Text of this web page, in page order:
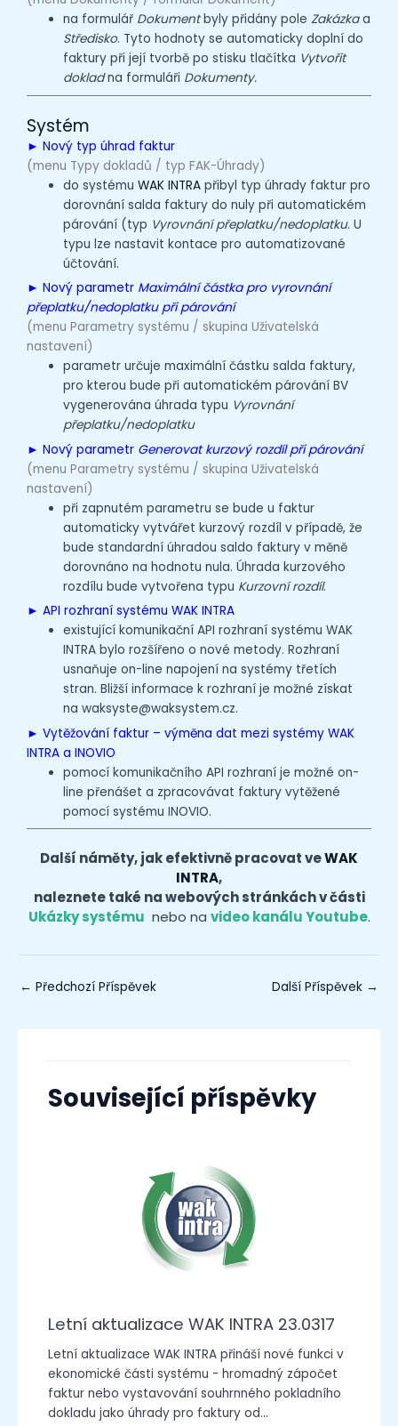
na formulář Dokumentbyly přidány poleZakázkaa
Středisko. Tyto hodnoty se automaticky doplní do
faktury při její tvorbě po stisku tlačítka Vytvořit
dokladna formuláři Dokumenty.
Systém
► Nový typ úhrad faktur
(menu Typy dokladů / typ FAK-Úhrady)
do systémuWAK INTRA přibyl typ úhrady faktur pro
dorovnání salda faktury do nuly při automatickém
párování (typ Vyrovnání přeplatku/nedoplatku. U
typu lze nastavit kontace pro automatizované
účtování.
► Nový parametr Maximální částka pro vyrovnání
přeplatku/nedoplatku při párování
(menu Parametry systému / skupina Uživatelská
nastavení)
parametr určuje maximální částku salda faktury,
pro kterou bude při automatickém párování BV
vygenerována úhrada typu Vyrovnání
přeplatku/nedoplatku
► Nový parametr Generovat kurzový rozdíl při párování
(menu Parametry systému / skupina Uživatelská
nastavení)
při zapnutém parametru se bude u faktur
automaticky vytvářet kurzový rozdíl v případě, že
bude standardní úhradou saldo faktury v měně
dorovnáno na hodnotu nula. Úhrada kurzového
rozdílu bude vytvořena typu Kurzovní rozdíl.
► API rozhraní systému WAK INTRA
existující komunikační API rozhraní systému WAK
INTRA bylo rozšířeno o nové metody. Rozhraní
usnaňuje on-line napojení na systémy třetích
stran. Bližší informace k rozhraní je možné získat
na waksyste@waksystem.cz.
► Vytěžování faktur – výměna dat mezi systémy WAK
INTRA a INOVIO
pomocí komunikačního API rozhraní je možné on-
line přenášet a zpracovávat faktury vytěžené
pomocí systému INOVIO.
Další náměty, jak efektivně pracovat veWAK
INTRA,
naleznete také na webových stránkách v části
Ukázky systému nebo na video kanálu Youtube.
← Předchozí Příspěvek Další Příspěvek →
Související příspěvky
Letní aktualizace WAK INTRA 23.0317
Letní aktualizace WAK INTRA přináší nové funkci v
ekonomické části systému - hromadný zápočet
faktur nebo vystavování souhrnného pokladního
dokladu jako úhrady pro faktury od…